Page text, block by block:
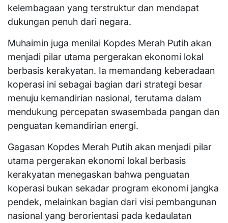
kelembagaan yang terstruktur dan mendapat
dukungan penuh dari negara.
Muhaimin juga menilai Kopdes Merah Putih akan
menjadi pilar utama pergerakan ekonomi lokal
berbasis kerakyatan. Ia memandang keberadaan
koperasi ini sebagai bagian dari strategi besar
menuju kemandirian nasional, terutama dalam
mendukung percepatan swasembada pangan dan
penguatan kemandirian energi.
Gagasan Kopdes Merah Putih akan menjadi pilar
utama pergerakan ekonomi lokal berbasis
kerakyatan menegaskan bahwa penguatan
koperasi bukan sekadar program ekonomi jangka
pendek, melainkan bagian dari visi pembangunan
nasional yang berorientasi pada kedaulatan